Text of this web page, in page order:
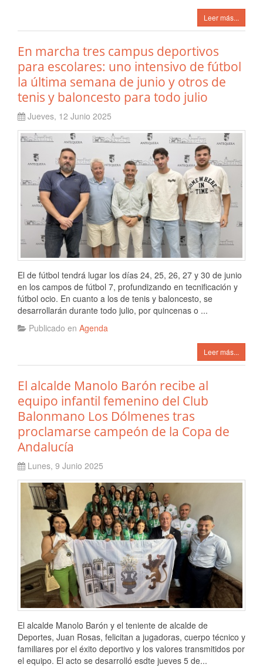
Leer más...
En marcha tres campus deportivos
para escolares: uno intensivo de fútbol
la última semana de junio y otros de
tenis y baloncesto para todo julio
Jueves, 12 Junio 2025
El de fútbol tendrá lugar los días 24, 25, 26, 27 y 30 de junio
en los campos de fútbol 7, profundizando en tecnificación y
fútbol ocio. En cuanto a los de tenis y baloncesto, se
desarrollarán durante todo julio, por quincenas o ...
Publicado en Agenda
Leer más...
El alcalde Manolo Barón recibe al
equipo infantil femenino del Club
Balonmano Los Dólmenes tras
proclamarse campeón de la Copa de
Andalucía
Lunes, 9 Junio 2025
El alcalde Manolo Barón y el teniente de alcalde de
Deportes, Juan Rosas, felicitan a jugadoras, cuerpo técnico y
familiares por el éxito deportivo y los valores transmitidos por
el equipo. El acto se desarrolló esdte jueves 5 de...